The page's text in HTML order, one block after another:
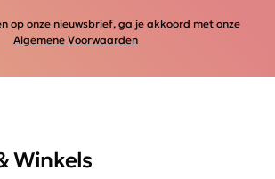
op onze nieuwsbrief, ga je akkoord met onze
Algemene Voorwaarden
Winkels